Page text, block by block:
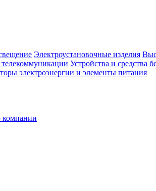
Электроустановочные изделия
телекоммуникации Устройства и средства
электроэнергии и элементы питания